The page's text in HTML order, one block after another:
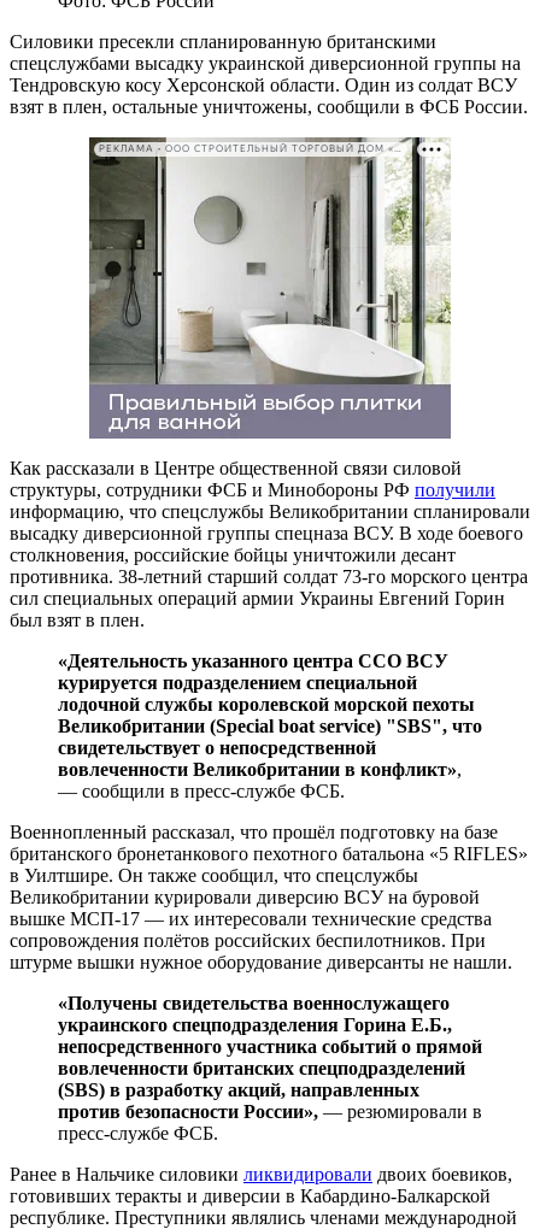
Силовики пресекли спланированную британскими
спецслужбами высадку украинской диверсионной группы на
Тендровскую косу Херсонской области. Один из солдат ВСУ
взят в плен, остальные уничтожены, сообщили в ФСБ России.
РЕКЛАМА • ООО СТРОИТЕЛЬНЫЙ ТОРГОВЫЙ ДОМ «ПЕТРОВИЧ». ИНН: 7802348846
Как рассказали в Центре общественной связи силовой
структуры, сотрудники ФСБ и Минобороны РФ получили
информацию, что спецслужбы Великобритании спланировали
высадку диверсионной группы спецназа ВСУ. В ходе боевого
столкновения, российские бойцы уничтожили десант
противника. 38-летний старший солдат 73-го морского центра
сил специальных операций армии Украины Евгений Горин
был взят в плен.
«Деятельность указанного центра ССО ВСУ
курируется подразделением специальной
лодочной службы королевской морской пехоты
Великобритании (Special boat service) "SBS", что
свидетельствует о непосредственной
вовлеченности Великобритании в конфликт»,
— сообщили в пресс-службе ФСБ.
Военнопленный рассказал, что прошёл подготовку на базе
британского бронетанкового пехотного батальона «5 RIFLES»
в Уилтшире. Он также сообщил, что спецслужбы
Великобритании курировали диверсию ВСУ на буровой
вышке МСП-17 — их интересовали технические средства
сопровождения полётов российских беспилотников. При
штурме вышки нужное оборудование диверсанты не нашли.
«Получены свидетельства военнослужащего
украинского спецподразделения Горина Е.Б.,
непосредственного участника событий о прямой
вовлеченности британских спецподразделений
(SBS) в разработку акций, направленных
против безопасности России», — резюмировали в
пресс-службе ФСБ.
Ранее в Нальчике силовики ликвидировали двоих боевиков,
готовивших теракты и диверсии в Кабардино-Балкарской
республике. Преступники являлись членами международной